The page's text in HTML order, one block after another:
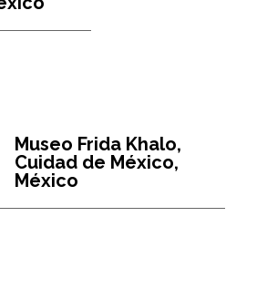
Museo Frida Khalo,
Cuidad de México,
México